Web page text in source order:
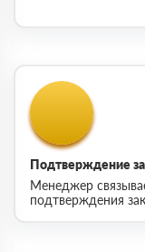
Подтверждение
Менеджер
подтверждения